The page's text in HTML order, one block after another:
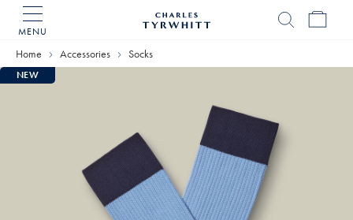
MENU
Home
Home Accessories Socks
NEW